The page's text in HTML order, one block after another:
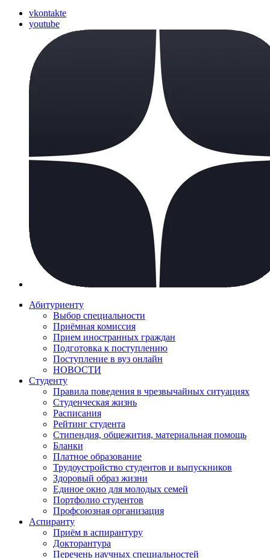
vkontakte
youtube
Абитуриенту
Выбор специальности
Приёмная комиссия
Прием иностранных граждан
Подготовка к поступлению
Поступление в вуз онлайн
НОВОСТИ
Студенту
Правила поведения в чрезвычайных ситуациях
Студенческая жизнь
Расписания
Рейтинг студента
Стипендия, общежития, материальная помощь
Бланки
Платное образование
Трудоустройство студентов и выпускников
Здоровый образ жизни
Единое окно для молодых семей
Портфолио студентов
Профсоюзная организация
Аспиранту
Приём в аспирантуру
Докторантура
Перечень научных специальностей